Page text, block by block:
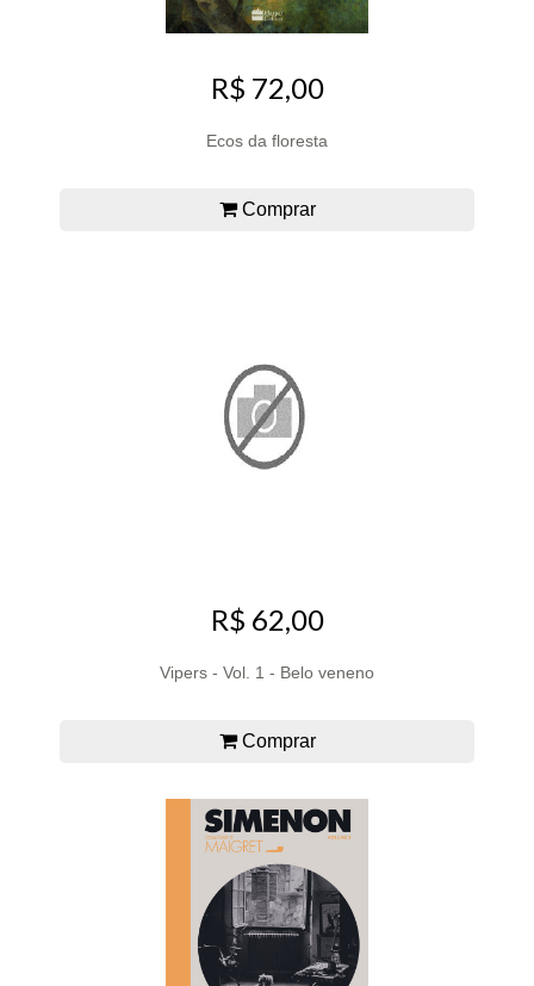
R$ 72,00
Ecos da floresta
Comprar
R$ 62,00
Vipers - Vol. 1 - Belo veneno
Comprar